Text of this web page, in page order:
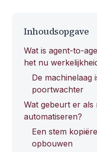
Inhoudsopgave
Wat is agent-to-
het nu
De machinelaag
poortwachter
Wat gebeurt er als
automatiseren?
Een stem
opbouwen